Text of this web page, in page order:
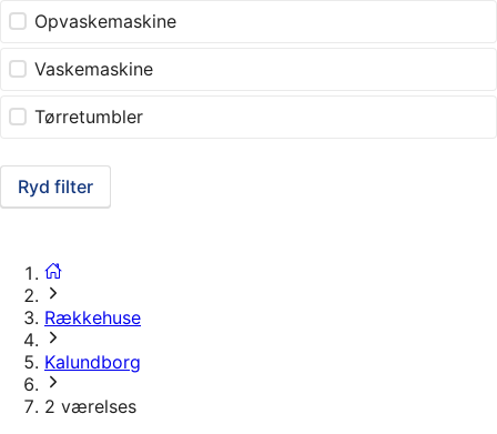
Opvaskemaskine
Vaskemaskine
Tørretumbler
Ryd filter
Rækkehuse
Kalundborg
2 værelses